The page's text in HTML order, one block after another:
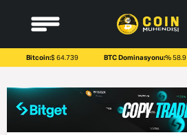
content
Bitcoin:$ 64.739 BTC Dominasyonu:% 58.9